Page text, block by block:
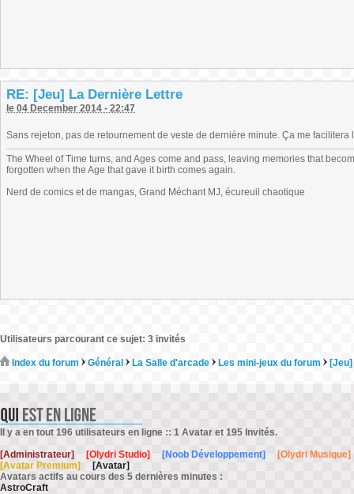
RE: [Jeu] La Dernière Lettre
le 04 December 2014 - 22:47
Sans rejeton, pas de retournement de veste de dernière minute. Ça me facilitera
The Wheel of Time turns, and Ages come and pass, leaving memories that
forgotten when the Age that gave it birth comes again.
Nerd de comics et de mangas, Grand Méchant MJ, écureuil chaotique
Utilisateurs parcourant ce sujet: 3 invités
Index du forum Général La Salle d'arcade Les mini-jeux du forum
Il y a en tout 196 utilisateurs en ligne :: 1 Avatar et 195 Invités.
[Administrateur]
[Olydri Studio] [Noob Développement]
[Olydri Musique]
[Avatar Premium]
[Avatar]
Avatars actifs au cours des 5 dernières minutes :
AstroCraft